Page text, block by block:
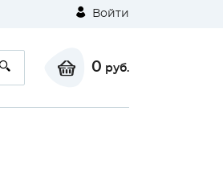
Войти
0 руб.